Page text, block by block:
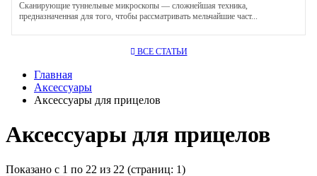
Сканирующие туннельные микроскопы — сложнейшая техника,
предназначенная для того, чтобы рассматривать мельчайшие част...
ВСЕ СТАТЬИ
Главная
Аксессуары
Аксессуары для прицелов
Аксессуары для прицелов
Показано с 1 по 22 из 22 (страниц: 1)